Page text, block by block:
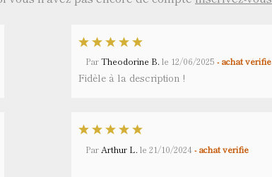
ParTheodorine B. le 12/06/2025 - achat vérifié
Fidèle à la description !
Par Arthur L. le 21/10/2024 - achat vérifié